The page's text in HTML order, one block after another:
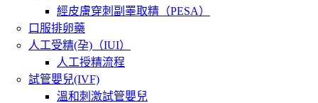
經皮膚穿刺副睪取精（PESA）
口服排卵藥
人工受精(孕)（IUI）
人工授精流程
試管嬰兒(IVF)
溫和刺激試管嬰兒